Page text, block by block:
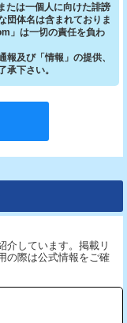
たは一個人に向けた誹謗
団体名は含まれておりま
」は一切の責任を負わ
及び「情報」の提供、
下さい。
介しています。掲載リ
の際は公式情報をご確